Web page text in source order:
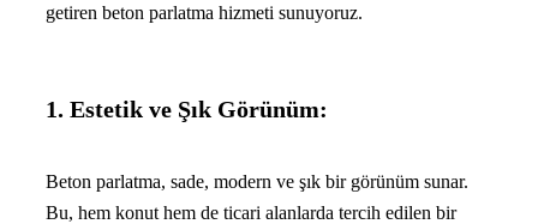
getiren beton parlatma hizmeti sunuyoruz.
1. Estetik ve Şık Görünüm:
Beton parlatma, sade, modern ve şık bir görünüm sunar.
Bu, hem konut hem de ticari alanlarda tercih edilen bir